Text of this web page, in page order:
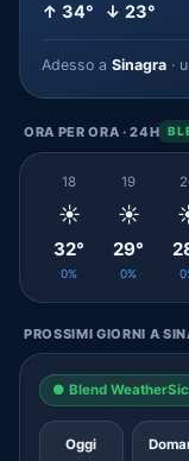
↑ 34° ↓ 23°
Adesso a Sinagra ·
ORA PER ORA · 24H
18
☀️
32°
0%
19
☀️
29°
0%
PROSSIMI GIORNI A
● Blend
Oggi